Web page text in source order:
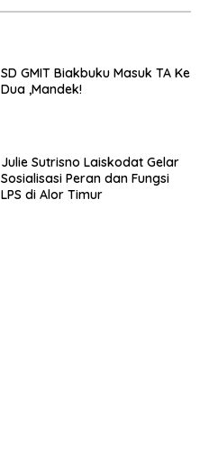
SD GMIT Biakbuku Masuk TA Ke
Dua ,Mandek!
Julie Sutrisno Laiskodat Gelar
Sosialisasi Peran dan Fungsi
LPS di Alor Timur